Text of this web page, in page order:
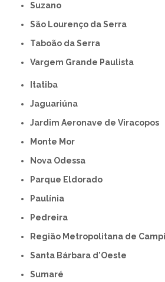
Suzano
São Lourenço da Serra
Taboão da Serra
Vargem Grande Paulista
Itatiba
Jaguariúna
Jardim Aeronave de Viracopos
Monte Mor
Nova Odessa
Parque Eldorado
Paulínia
Pedreira
Região Metropolitana de
Santa Bárbara d'Oeste
Sumaré